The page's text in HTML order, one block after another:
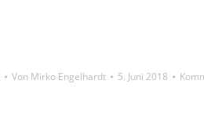
Von Mirko Engelhardt 5. Juni 2018